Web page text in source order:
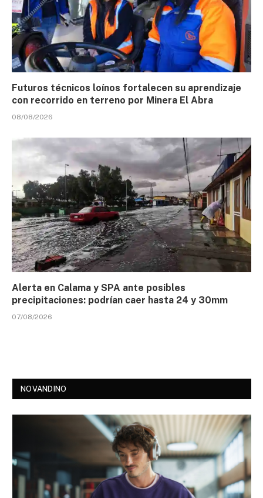
Futuros técnicos loínos fortalecen su aprendizaje
con recorrido en terreno por Minera El Abra
08/08/2026
Alerta en Calama y SPA ante posibles
precipitaciones: podrían caer hasta 24 y 30mm
07/08/2026
NOVANDINO